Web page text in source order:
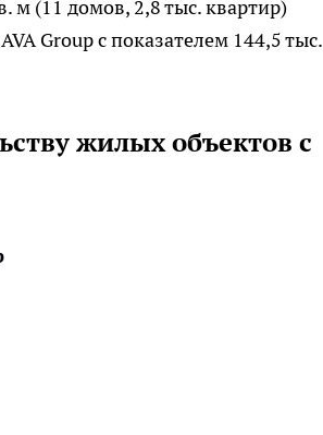
м (11 домов, 2,8 тыс. квартир)
Group с показателем 144,5 тыс.
жилых объектов с